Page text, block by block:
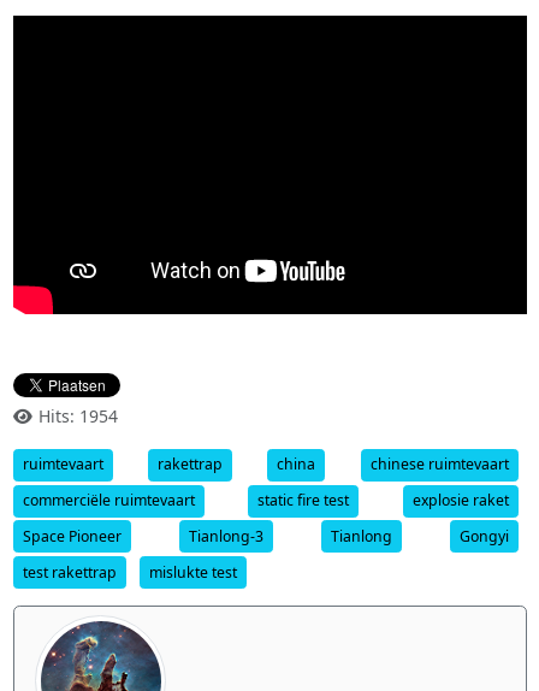
Hits: 1954
ruimtevaart rakettrap china
chinese ruimtevaart
commerciële ruimtevaart
static fire test
explosie raket
Space Pioneer
Tianlong-3 Tianlong
Gongyi
test rakettrap
mislukte test